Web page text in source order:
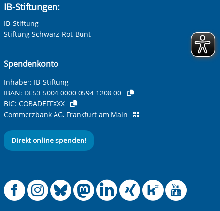
IB-Stiftungen:
IB-Stiftung
Stiftung Schwarz-Rot-Bunt
Spendenkonto
Inhaber: IB-Stiftung
IBAN: DE53 5004 0000 0594 1208 00
BIC: COBADEFFXXX
Commerzbank AG, Frankfurt am Main
Direkt online spenden!
Offizielle
Offizielle
Offizielle
Offizielle
Offizielle